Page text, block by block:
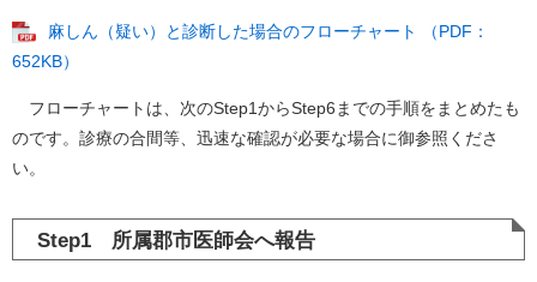
麻しん（疑い）と診断した場合のフローチャート （PDF：
652KB）
フローチャートは、次のStep1からStep6までの手順をまとめたも
のです。診療の合間等、迅速な確認が必要な場合に御参照くださ
い。
Step1 所属郡市医師会へ報告